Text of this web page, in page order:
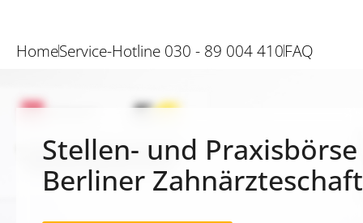
HomeService-Hotline 030 - 89 004 410FAQ
Stellen- und
Berliner Zahnärzteschaft